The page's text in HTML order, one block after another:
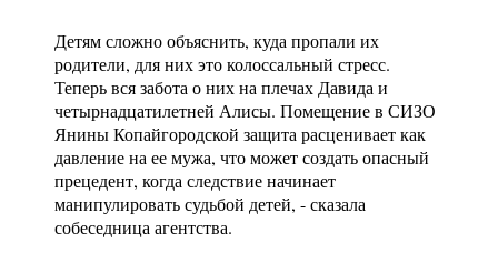
Детям сложно объяснить, куда пропали их
родители, для них это колоссальный стресс.
Теперь вся забота о них на плечах Давида и
четырнадцатилетней Алисы. Помещение в СИЗО
Янины Копайгородской защита расценивает как
давление на ее мужа, что может создать опасный
прецедент, когда следствие начинает
манипулировать судьбой детей, - сказала
собеседница агентства.